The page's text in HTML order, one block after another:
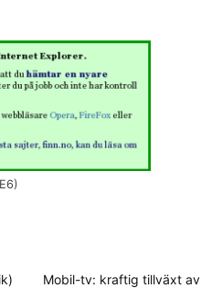
Mobil-tv: kraftig tillväxt av